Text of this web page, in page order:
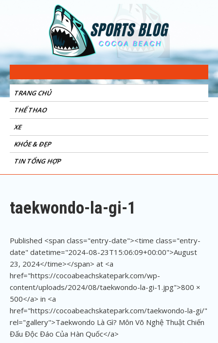
Sports Blog
Cocoa Beach
TRANG CHỦ
THỂ THAO
XE
KHỎE & ĐẸP
TIN TỔNG HỢP
taekwondo-la-gi-1
Published <span class="entry-date"><time class="entry-
date" datetime="2024-08-23T15:06:09+00:00">August
23, 2024</time></span> at <a
href="https://cocoabeachskatepark.com/wp-
content/uploads/2024/08/taekwondo-la-gi-1.jpg">800 ×
500</a> in <a
href="https://cocoabeachskatepark.com/taekwondo-la-gi/"
rel="gallery">Taekwondo Là Gì? Môn Võ Nghệ Thuật Chiến
Đấu Độc Đáo Của Hàn Quốc</a>